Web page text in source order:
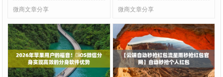
微商文章分享 微商文章分享